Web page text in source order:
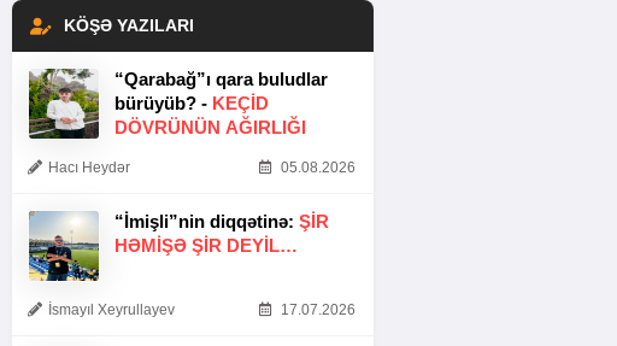
KÖŞƏ YAZILARI
“Qarabağ”ı qara buludlar
bürüyüb? - KEÇID
DÖVRÜNÜN AĞIRLIĞI
Hacı Heydər 05.08.2026
“İmişli”nin diqqətinə: ŞIR
HƏMIŞƏ ŞIR DEYIL…
İsmayıl Xeyrullayev 17.07.2026